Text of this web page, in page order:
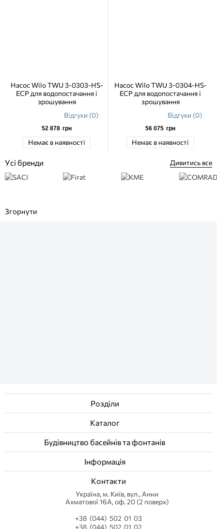
Насос Wilo TWU 3-0303-HS-
ECP для водопостачання і
зрошування
Відгуки (0)
52 878 грн
Немає в наявності
Насос Wilo TWU 3-0304-HS-
ECP для водопостачання і
зрошування
Відгуки (0)
56 075 грн
Немає в наявності
Усі бренди Дивитись все
Розділи
Каталог
Будівництво басейнів та фонтанів
Інформація
Контакти
Українa, м. Київ, вул., Анни
Ахматової 16А, оф. 20 (2 поверх)
+38 (044) 502 01 03
+38 (044) 502 01 02